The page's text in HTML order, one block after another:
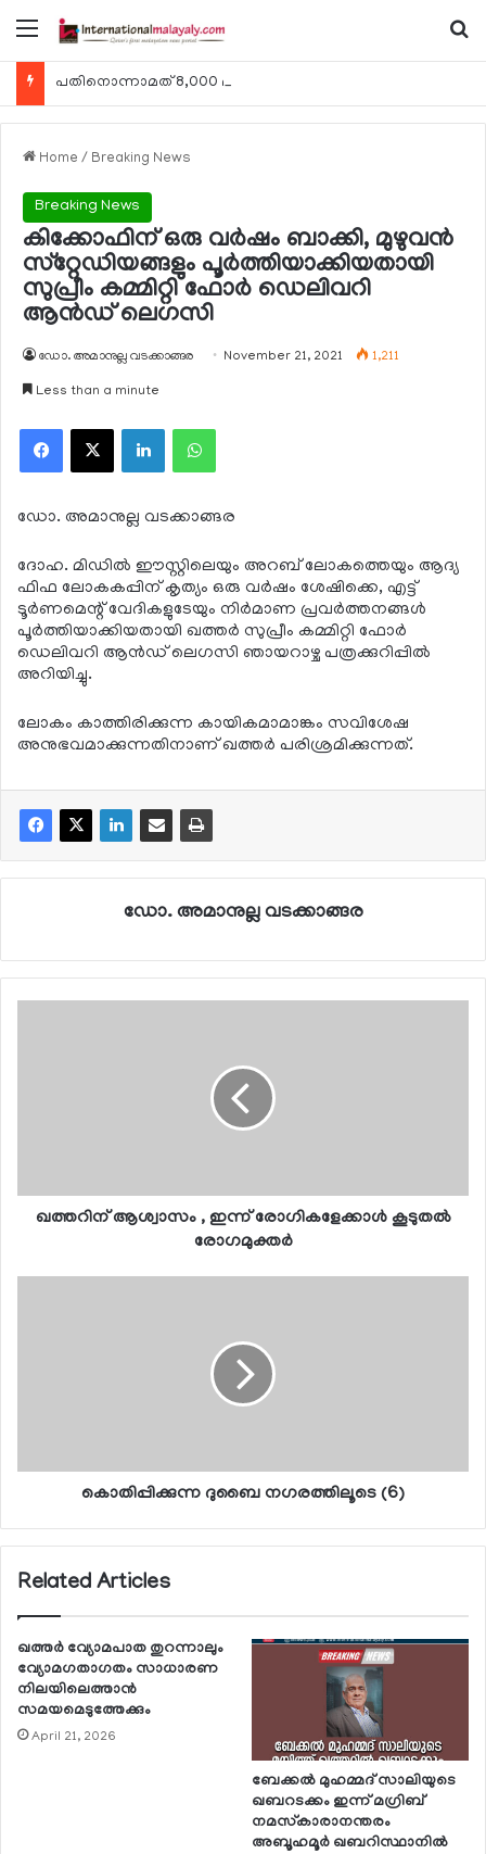
Menu
Home / Breaking News
Breaking News
കിക്കോഫിന് ഒരു വര്‍ഷം ബാക്കി, മുഴുവന്‍
സ്‌റ്റേഡിയങ്ങളും പൂര്‍ത്തിയാക്കിയതായി
സുപ്രീം കമ്മിറ്റി ഫോര്‍ ഡെലിവറി
ആന്‍ഡ് ലെഗസി
ഡോ. അമാനുല്ല വടക്കാങ്ങര November 21, 2021 1,211
Less than a minute
Facebook
X LinkedInWhatsApp
ഡോ. അമാനുല്ല വടക്കാങ്ങര
ദോഹ. മിഡില്‍ ഈസ്റ്റിലെയും അറബ് ലോകത്തെയും ആദ്യ
ഫിഫ ലോകകപ്പിന് കൃത്യം ഒരു വര്‍ഷം ശേഷിക്കെ, എട്ട്
ടൂര്‍ണമെന്റ് വേദികളുടേയും നിര്‍മാണ പ്രവര്‍ത്തനങ്ങള്‍
പൂര്‍ത്തിയാക്കിയതായി ഖത്തര്‍ സുപ്രീം കമ്മിറ്റി ഫോര്‍
ഡെലിവറി ആന്‍ഡ് ലെഗസി ഞായറാഴ്ച പത്രക്കുറിപ്പില്‍
അറിയിച്ചു.
ലോകം കാത്തിരിക്കുന്ന കായികമാമാങ്കം സവിശേഷ
അനുഭവമാക്കുന്നതിനാണ് ഖത്തര്‍ പരിശ്രമിക്കുന്നത്.
ഡോ. അമാനുല്ല വടക്കാങ്ങര
ഖത്തറിന് ആശ്വാസം , ഇന്ന് രോഗികളേക്കാള്‍ കൂടുതല്‍
രോഗമുക്തര്‍
കൊതിപ്പിക്കുന്ന ദുബൈ നഗരത്തിലൂടെ (6)
Related Articles
ഖത്തര്‍ വ്യോമപാത തുറന്നാലും
വ്യോമഗതാഗതം സാധാരണ
നിലയിലെത്താന്‍
സമയമെടുത്തേക്കും
April 21, 2026
ബേക്കല്‍ മുഹമ്മദ് സാലിയുടെ
ഖബറടക്കം ഇന്ന് മഗ്രിബ്
നമസ്‌കാരാനന്തരം
അബൂഹമൂര്‍ ഖബറിസ്ഥാനില്‍